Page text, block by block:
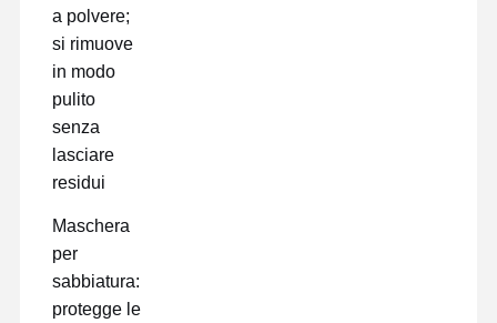
a polvere;
si rimuove
in modo
pulito
senza
lasciare
residui
Maschera
per
sabbiatura:
protegge le